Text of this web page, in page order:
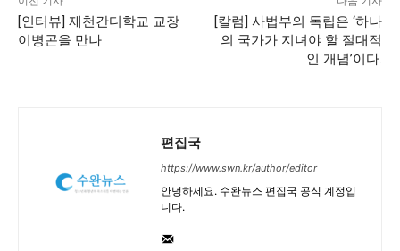
[인터뷰] 제천간디학교 교장
이병곤을 만나
[칼럼] 사법부의 독립은 ‘하나
의 국가가 지녀야 할 절대적
인 개념’이다.
편집국
https://www.swn.kr/author/editor
안녕하세요. 수완뉴스 편집국 공식 계정입
니다.